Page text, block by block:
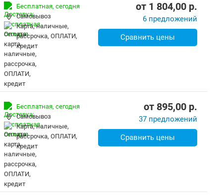
Бесплатная, сегодня
Самовывоз
карта, наличные,
рассрочка, ОПЛАТИ,
кредит
от 1 804,00 p.
6 предложений
Сравнить цены
Бесплатная, сегодня
Самовывоз
карта, наличные,
рассрочка, ОПЛАТИ,
кредит
от 895,00 p.
37 предложений
Сравнить цены